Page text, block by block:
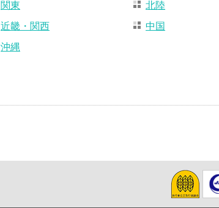
関東
北陸
近畿・関西
中国
沖縄